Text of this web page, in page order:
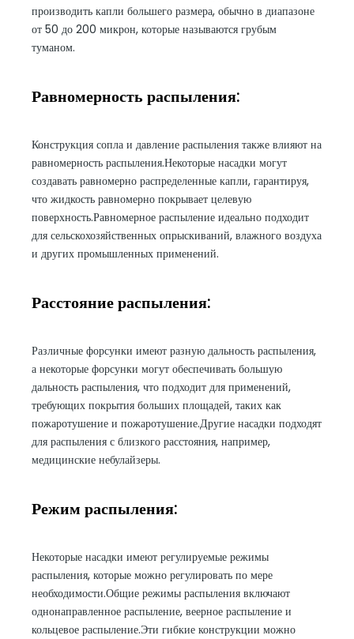
производить капли большего размера, обычно в диапазоне
от 50 до 200 микрон, которые называются грубым
туманом.
Равномерность распыления:
Конструкция сопла и давление распыления также влияют на
равномерность распыления.Некоторые насадки могут
создавать равномерно распределенные капли, гарантируя,
что жидкость равномерно покрывает целевую
поверхность.Равномерное распыление идеально подходит
для сельскохозяйственных опрыскиваний, влажного воздуха
и других промышленных применений.
Расстояние распыления:
Различные форсунки имеют разную дальность распыления,
а некоторые форсунки могут обеспечивать большую
дальность распыления, что подходит для применений,
требующих покрытия больших площадей, таких как
пожаротушение и пожаротушение.Другие насадки подходят
для распыления с близкого расстояния, например,
медицинские небулайзеры.
Режим распыления:
Некоторые насадки имеют регулируемые режимы
распыления, которые можно регулировать по мере
необходимости.Общие режимы распыления включают
однонаправленное распыление, веерное распыление и
кольцевое распыление.Эти гибкие конструкции можно